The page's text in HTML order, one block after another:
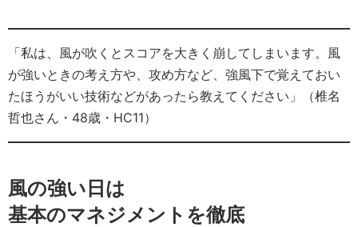
「私は、風が吹くとスコアを大きく崩してしまいます。風
が強いときの考え方や、攻め方など、強風下で覚えておい
たほうがいい技術などがあったら教えてください」（椎名
哲也さん・48歳・HC11）
風の強い日は
基本のマネジメントを徹底